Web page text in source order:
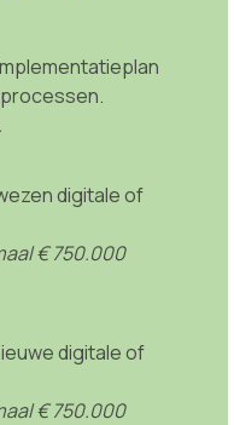
digitale of
€ 750.000
digitale of
€ 750.000